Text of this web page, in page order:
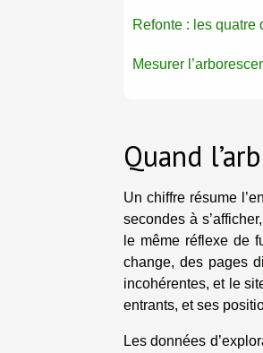
Refonte : les quatre
Mesurer
Quand
Un chiffre résume
secondes à
le même réflexe de
change, des pages
incohérentes, et le
entrants, et ses
Les données